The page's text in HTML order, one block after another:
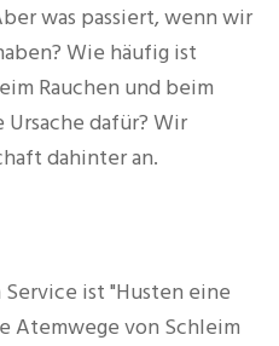
was passiert, wenn wir
Wie häufig ist
Rauchen und beim
Ursache dafür? Wir
dahinter an.
ist "Husten eine
Atemwege von Schleim